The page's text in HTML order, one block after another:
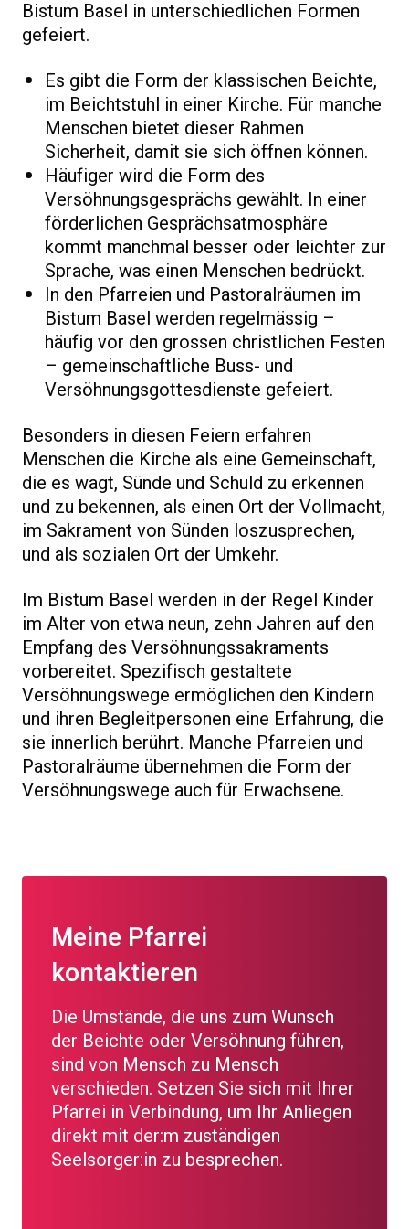
Bistum Basel in unterschiedlichen Formen
gefeiert.
Es gibt die Form der klassischen Beichte,
im Beichtstuhl in einer Kirche. Für manche
Menschen bietet dieser Rahmen
Sicherheit, damit sie sich öffnen können.
Häufiger wird die Form des
Versöhnungsgesprächs gewählt. In einer
förderlichen Gesprächsatmosphäre
kommt manchmal besser oder leichter zur
Sprache, was einen Menschen bedrückt.
In den Pfarreien und Pastoralräumen im
Bistum Basel werden regelmässig –
häufig vor den grossen christlichen Festen
– gemeinschaftliche Buss- und
Versöhnungsgottesdienste gefeiert.
Besonders in diesen Feiern erfahren
Menschen die Kirche als eine Gemeinschaft,
die es wagt, Sünde und Schuld zu erkennen
und zu bekennen, als einen Ort der Vollmacht,
im Sakrament von Sünden loszusprechen,
und als sozialen Ort der Umkehr.
Im Bistum Basel werden in der Regel Kinder
im Alter von etwa neun, zehn Jahren auf den
Empfang des Versöhnungssakraments
vorbereitet. Spezifisch gestaltete
Versöhnungswege ermöglichen den Kindern
und ihren Begleitpersonen eine Erfahrung, die
sie innerlich berührt. Manche Pfarreien und
Pastoralräume übernehmen die Form der
Versöhnungswege auch für Erwachsene.
Meine Pfarrei
kontaktieren
Die Umstände, die uns zum Wunsch
der Beichte oder Versöhnung führen,
sind von Mensch zu Mensch
verschieden. Setzen Sie sich mit Ihrer
Pfarrei in Verbindung, um Ihr Anliegen
direkt mit der:m zuständigen
Seelsorger:in zu besprechen.